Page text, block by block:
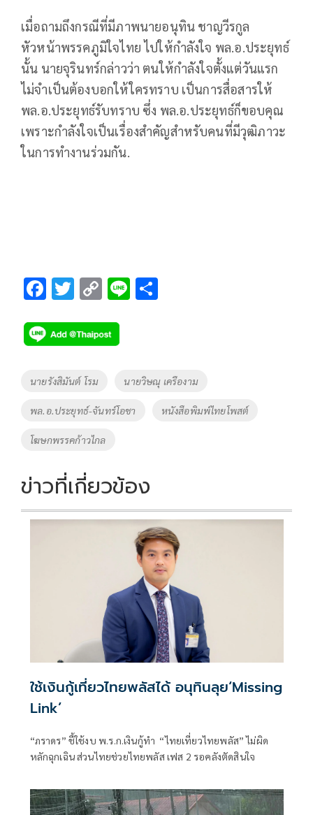
เมื่อถามถึงกรณีที่มีภาพนายอนุทิน ชาญวีรกูล
หัวหน้าพรรคภูมิใจไทย ไปให้กำลังใจ พล.อ.ประยุทธ์
นั้น นายจุรินทร์กล่าวว่า ตนให้กำลังใจตั้งแต่วันแรก
ไม่จำเป็นต้องบอกให้ใครทราบ เป็นการสื่อสารให้
พล.อ.ประยุทธ์รับทราบ ซึ่ง พล.อ.ประยุทธ์ก็ขอบคุณ
เพราะกำลังใจเป็นเรื่องสำคัญสำหรับคนที่มีวุฒิภาวะ
ในการทำงานร่วมกัน.
F
e
b
o
k
T
tt
er
C
p
y
n
k
Li
Tags
นายรังสิมันต์ โรม นายวิษณุ เครืองาม
พล.อ.ประยุทธ์-จันทร์โอชา หนังสือพิมพ์ไทยโพสต์
โฆษกพรรคก้าวไกล
ข่าวที่เกี่ยวข้อง
ใช้เงินกู้เที่ยวไทยพลัสได้ อนุทินลุย‘Missing
Link’
“ภราดร” ชี้ใช้งบ พ.ร.ก.เงินกู้ทำ “ไทยเที่ยวไทยพลัส” ไม่ผิด
หลักฉุกเฉิน ส่วนไทยช่วยไทยพลัส เฟส 2 รอคลังตัดสินใจ